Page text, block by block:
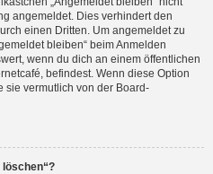
angemeldet. Dies verhindert den
einen Dritten. Um angemeldet zu
bleiben“ beim Anmelden
wenn du dich an einem öffentlichen
befindest. Wenn diese Option
sie vermutlich von der Board-
löschen“?